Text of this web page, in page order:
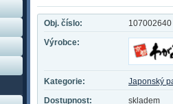
Obj. číslo:
107002640
Výrobce:
Kategorie:
Japonský
Dostupnost:
skladem